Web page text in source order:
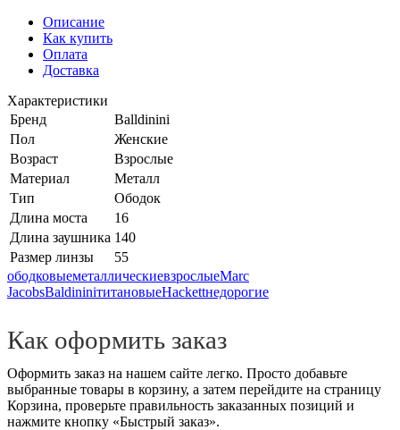
Описание
Как купить
Оплата
Доставка
Характеристики
Бренд
Balldinini
Пол
Женские
Возраст
Взрослые
Материал
Металл
Тип
Ободок
Длина моста
16
Длина заушника 140
Размер линзы
55
ободковыеметаллическиевзрослыеMarc
JacobsBaldininiтитановыеHackettнедорогие
Как оформить заказ
Оформить заказ на нашем сайте легко. Просто добавьте
выбранные товары в корзину, а затем перейдите на страницу
Корзина, проверьте правильность заказанных позиций и
нажмите кнопку «Быстрый заказ».